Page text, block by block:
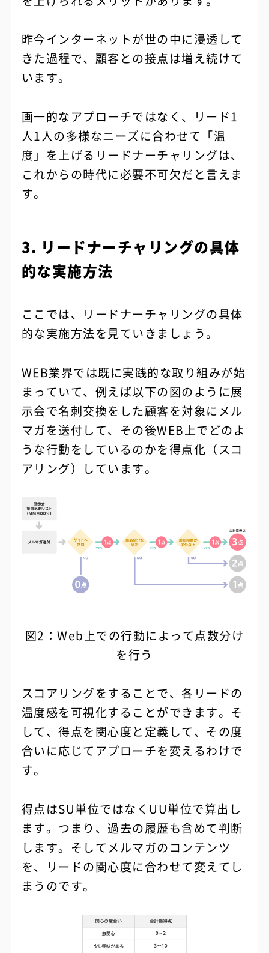
昨今インターネットが世の中に浸透して
きた過程で、顧客との接点は増え続けて
います。
画一的なアプローチではなく、リード1
人1人の多様なニーズに合わせて「温
度」を上げるリードナーチャリングは、
これからの時代に必要不可欠だと言えま
す。
3. リードナーチャリングの具体
的な実施方法
ここでは、リードナーチャリングの具体
的な実施方法を見ていきましょう。
WEB業界では既に実践的な取り組みが始
まっていて、例えば以下の図のように展
示会で名刺交換をした顧客を対象にメル
マガを送付して、その後WEB上でどのよ
うな行動をしているのかを得点化（スコ
アリング）しています。
図2：Web上での行動によって点数分け
を行う
スコアリングをすることで、各リードの
温度感を可視化することができます。そ
して、得点を関心度と定義して、その度
合いに応じてアプローチを変えるわけで
す。
得点はSU単位ではなくUU単位で算出し
ます。つまり、過去の履歴も含めて判断
します。そしてメルマガのコンテンツ
を、リードの関心度に合わせて変えてし
まうのです。